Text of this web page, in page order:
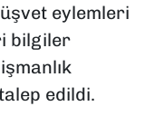
eylemleri
bilgiler
edildi.